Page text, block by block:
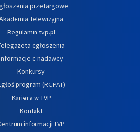
przetargowe
Akademia Telewizyjna
Regulamin tvp.pl
ogłoszenia
Informacje o nadawcy
Konkursy
program (ROPAT)
Kariera w TVP
Kontakt
informacji TVP